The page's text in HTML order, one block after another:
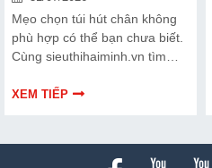
Mẹo chọn túi hút chân không
phù hợp có thể bạn chưa biết.
Cùng sieuthihaiminh.vn tìm
thông tin bài viết dưới đây nhé!
XEM TIẾP